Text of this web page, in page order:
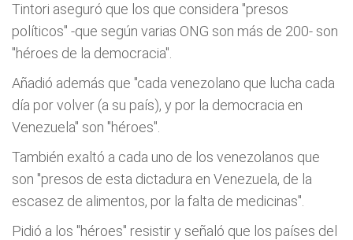
Tintori aseguró que los que considera "presos
políticos" -que según varias ONG son más de 200- son
"héroes de la democracia".
Añadió además que "cada venezolano que lucha cada
día por volver (a su país), y por la democracia en
Venezuela" son "héroes".
También exaltó a cada uno de los venezolanos que
son "presos de esta dictadura en Venezuela, de la
escasez de alimentos, por la falta de medicinas".
Pidió a los "héroes" resistir y señaló que los países del